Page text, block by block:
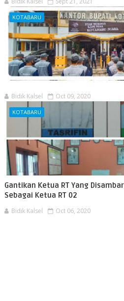
KOTABARU
Bidik Kalsel Oct 09, 2020
KOTABARU
Gantikan Ketua RT Yang
Sebagai Ketua RT 02
Bidik Kalsel Oct 06, 2020